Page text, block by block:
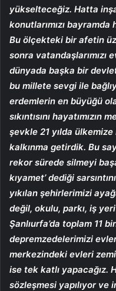
yükselteceğiz. Hatta
konutlarımızı
Bu ölçekteki bir afetin
sonra
dünyada başka bir
bu millete sevgi ile
erdemlerin en büyüğü
sıkıntısını
şevkle 21 yılda
kalkınma getirdik. Bu
rekor sürede silmeyi
kıyamet’ dediği
yıkılan şehirlerimizi
değil, okulu, parkı, iş
Şanlıurfa’da toplam 11
depremzedelerimizi
merkezindeki evleri
ise tek katlı yapacağız.
sözleşmesi yapılıyor ve